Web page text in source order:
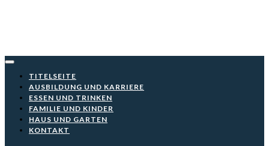
TITELSEITE
AUSBILDUNG UND KARRIERE
ESSEN UND TRINKEN
FAMILIE UND KINDER
HAUS UND GARTEN
KONTAKT